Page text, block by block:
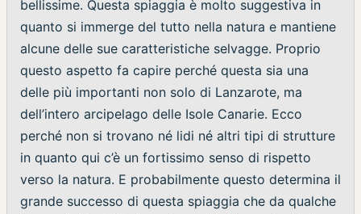
bellissime. Questa spiaggia è molto suggestiva in
quanto si immerge del tutto nella natura e mantiene
alcune delle sue caratteristiche selvagge. Proprio
questo aspetto fa capire perché questa sia una
delle più importanti non solo di Lanzarote, ma
dell’intero arcipelago delle Isole Canarie. Ecco
perché non si trovano né lidi né altri tipi di strutture
in quanto qui c’è un fortissimo senso di rispetto
verso la natura. E probabilmente questo determina il
grande successo di questa spiaggia che da qualche